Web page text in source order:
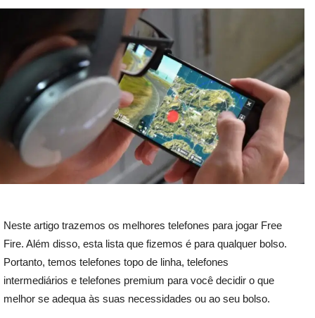
Neste artigo trazemos os melhores telefones para jogar Free
Fire. Além disso, esta lista que fizemos é para qualquer bolso.
Portanto, temos telefones topo de linha, telefones
intermediários e telefones premium para você decidir o que
melhor se adequa às suas necessidades ou ao seu bolso.